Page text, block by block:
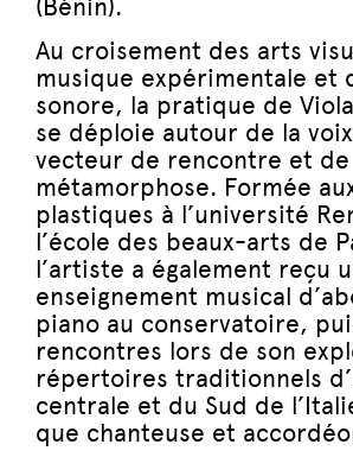
(Bénin).
Au croisement des arts
musique expérimentale et
sonore, la pratique de
se déploie autour de la
vecteur de rencontre et de
métamorphose. Formée
plastiques à l’université
l’école des beaux-arts de
l’artiste a également reçu
enseignement musical
piano au conservatoire,
rencontres lors de son
répertoires traditionnels
centrale et du Sud de
que chanteuse et